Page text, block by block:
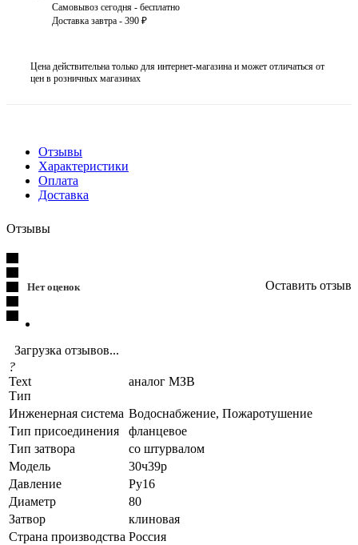
Самовывоз сегодня - бесплатно
Доставка завтра - 390 ₽
Цена действительна только для интернет-магазина и может отличаться от
цен в розничных магазинах
Отзывы
Характеристики
Оплата
Доставка
Отзывы
Нет оценок Оставить отзыв
Загрузка отзывов...
?
Text
Тип
аналог МЗВ
Инженерная система Водоснабжение, Пожаротушение
Тип присоединения
фланцевое
Тип затвора
со штурвалом
Модель
30ч39р
Давление
Ру16
Диаметр
80
Затвор
клиновая
Страна производства Россия